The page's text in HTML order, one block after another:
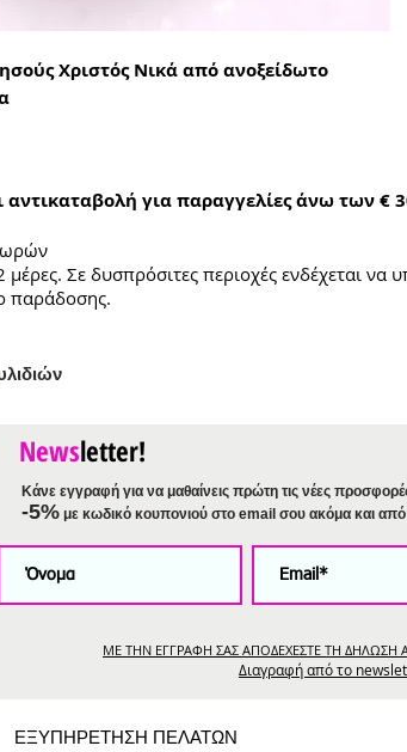
Χριστός Νικά από ανοξείδωτο
για παραγγελίες άνω των €
ωρών
Σε δυσπρόσιτες περιοχές ενδέχεται να
παράδοσης.
Newsletter!
Κάνε εγγραφή για να μαθαίνεις πρώτη τις νέες
-5% με κωδικό κουπονιού στο email σου ακόμα και
ΜΕ ΤΗΝ ΕΓΓΡΑΦΗ ΣΑΣ ΑΠΟΔΕΧΕΣΤΕ ΤΗ
Διαγραφή από το
ΕΞΥΠΗΡΕΤΗΣΗ ΠΕΛΑΤΩΝ